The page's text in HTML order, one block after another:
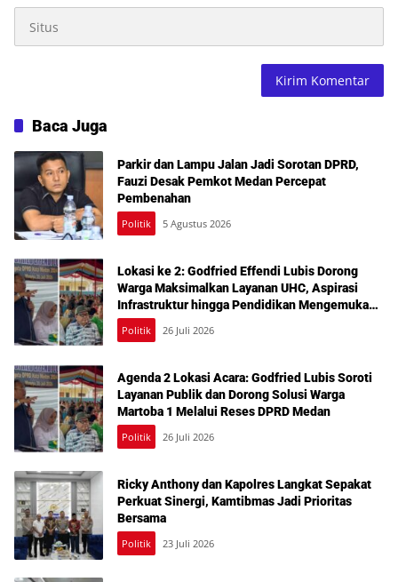
Baca Juga
Parkir dan Lampu Jalan Jadi Sorotan DPRD,
Fauzi Desak Pemkot Medan Percepat
Pembenahan
Politik 5 Agustus 2026
Lokasi ke 2: Godfried Effendi Lubis Dorong
Warga Maksimalkan Layanan UHC, Aspirasi
Infrastruktur hingga Pendidikan Mengemuka
dalam Reses Medan Amplas
Politik 26 Juli 2026
Agenda 2 Lokasi Acara: Godfried Lubis Soroti
Layanan Publik dan Dorong Solusi Warga
Martoba 1 Melalui Reses DPRD Medan
Politik 26 Juli 2026
Ricky Anthony dan Kapolres Langkat Sepakat
Perkuat Sinergi, Kamtibmas Jadi Prioritas
Bersama
Politik 23 Juli 2026